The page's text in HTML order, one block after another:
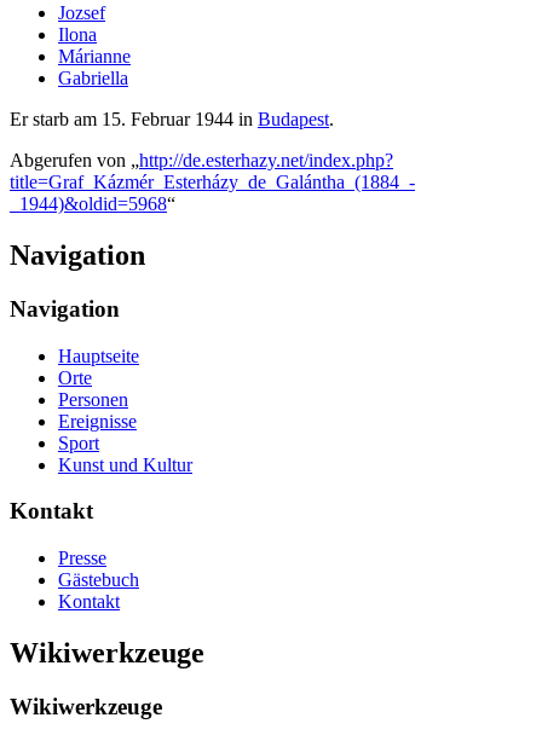
Jozsef
Ilona
Márianne
Gabriella
Er starb am 15. Februar 1944 in Budapest.
Abgerufen von „http://de.esterhazy.net/index.php?
title=Graf_Kázmér_Esterházy_de_Galántha_(1884_-
_1944)&oldid=5968“
Navigation
Navigation
Hauptseite
Orte
Personen
Ereignisse
Sport
Kunst und Kultur
Kontakt
Presse
Gästebuch
Kontakt
Wikiwerkzeuge
Wikiwerkzeuge